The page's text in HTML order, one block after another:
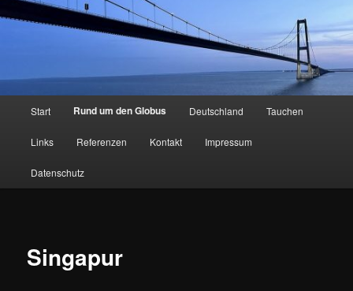
Start Rund um den Globus Deutschland Tauchen
Links Referenzen Kontakt Impressum
Datenschutz
Singapur